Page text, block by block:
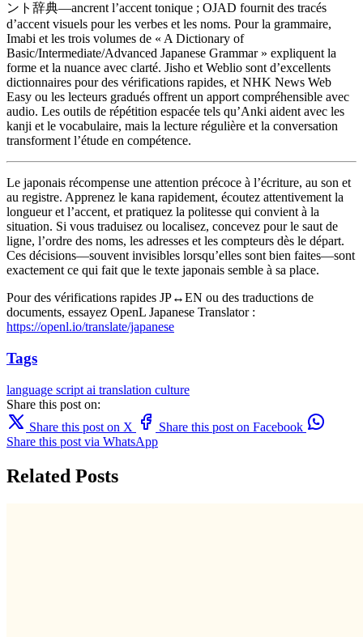
ント辞典—ancrent l’accent tonique ; OJAD fournit des tracés
d’accent visuels pour les verbes et les noms. Pour la grammaire,
Imabi et les trois volumes de « A Dictionary of
Basic/Intermediate/Advanced Japanese Grammar » expliquent la
forme et la nuance avec clarté. Jisho et Weblio sont d’excellents
dictionnaires pour des vérifications rapides, et NHK News Web
Easy ou les lecteurs gradués offrent un apport compréhensible avec
audio. Les outils de répétition espacée tels qu’Anki aident avec les
kanji et le vocabulaire, mais la lecture régulière et la conversation
transforment l’étude en compétence.
Le japonais récompense une attention précoce à l’écriture, au son et
au registre. Apprenez le kana rapidement, écoutez attentivement la
longueur et l’accent, et pratiquez la politesse qui convient à la
situation. Si vous traduisez ou localisez, concevez pour le saut de
ligne, l’ordre des noms, les adresses et les compteurs dès le départ.
Ces décisions—souvent invisibles lorsqu’elles sont bien faites—sont
exactement ce qui fait que le texte japonais semble à sa place.
Pour des vérifications rapides JP↔EN ou des traductions de
documents, essayez OpenL Japanese Translator :
https://openl.io/translate/japanese
Tags
language script ai translation culture
Share this post on:
Share this post on X
Share this post on Facebook
Share this post via WhatsApp
Related Posts